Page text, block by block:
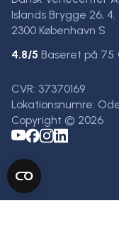
Islands Brygge 26, 4.
2300 København S
4.8/5 Baseret på 75
CVR: 37370169
Lokationsnumre:
Copyright © 2026